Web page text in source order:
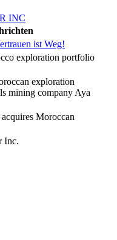
INC
ist Weg!
exploration portfolio
exploration
mining company Aya
Moroccan
Inc.